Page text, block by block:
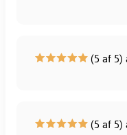
(5 af 5)
(5 af 5)